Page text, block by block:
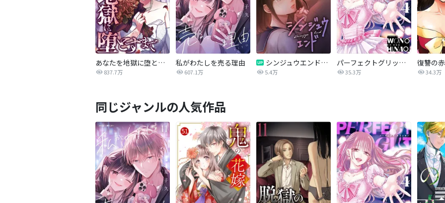
あなたを地獄に堕とすまで
837.7万
私がわたしを売る理由
607.1万
シンジュウエンド【タテヨミ】
5.4万
パーフェクトグリッター
35.3万 34.3万
同じジャンルの人気作品